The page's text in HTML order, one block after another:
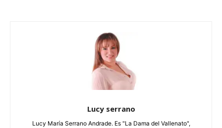
Lucy serrano
Lucy María Serrano Andrade. Es "La Dama del Vallenato",